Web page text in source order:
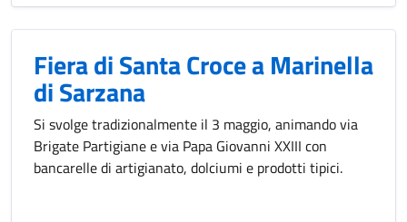
Fiera di Santa Croce a Marinella
di Sarzana
Si svolge tradizionalmente il 3 maggio, animando via
Brigate Partigiane e via Papa Giovanni XXIII con
bancarelle di artigianato, dolciumi e prodotti tipici.